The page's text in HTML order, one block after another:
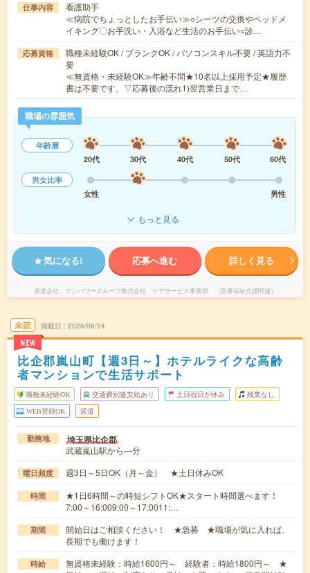
仕事内容
看護助手
≪病院でちょっとしたお手伝い≫○シーツの交換やベッドメ
イキング〇お手洗い・入浴など生活のお手伝い○診…
応募資格
職種未経験OK / ブランクOK / パソコンスキル不要 / 英語力不
要
≪無資格・未経験OK≫年齢不問★10名以上採用予定★履歴
書は不要です。▽応募後の流れ1)翌営業日まで…
職場の雰囲気
年齢層
20代
30代 40代 50代
60代
男女比率
女性
男性
もっと見る
気になる! 応募へ進む 詳しく見る
派遣会社 マンパワーグループ株式会社 ケアサービス事業部 （医療福祉介護関連）
未読
NEW
掲載日 2026/08/04
比企郡嵐山町【週3日～】ホテルライクな高齢
者マンションで生活サポート
職種未経験OK 交通費別途支給あり 土日祝日が休み 残業なし
WEB登録OK 派遣
勤務地 埼玉県比企郡
武蔵嵐山駅から---分
曜日頻度 週3日～5日OK（月～金） ★土日休みOK
時間
★1日6時間～の時短シフトOK★スタート時間選べます！
7:00～16:009:00～17:0011:…
期間
開始日はご相談ください！ ★急募 ★職場が気に入れば、
長期でも働けます！
時給
無資格未経験：時給1600円～ 経験者：時給1800円～ ★